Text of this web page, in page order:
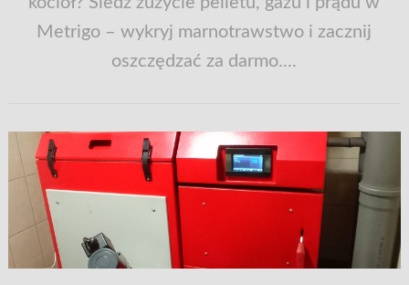
Metrigo – wykryj marnotrawstwo i zacznij
oszczędzać za darmo....